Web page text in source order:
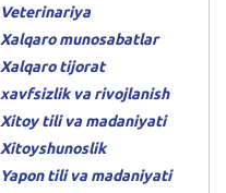
Veterinariya
Xalqaro munosabatlar
Xalqaro tijorat
xavfsizlik va rivojlanish
Xitoy tili va madaniyati
Xitoyshunoslik
Yapon tili va madaniyati